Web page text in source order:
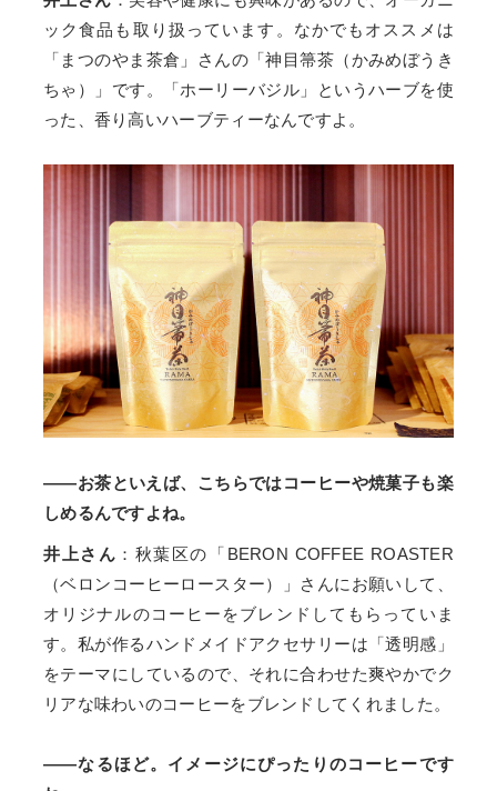
ック食品も取り扱っています。なかでもオススメは
「まつのやま茶倉」さんの「神目箒茶（かみめぼうき
ちゃ）」です。「ホーリーバジル」というハーブを使
った、香り高いハーブティーなんですよ。
——お茶といえば、こちらではコーヒーや焼菓子も楽
しめるんですよね。
井上さん ：秋葉区の「BERON COFFEE ROASTER
（ベロンコーヒーロースター）」さんにお願いして、
オリジナルのコーヒーをブレンドしてもらっていま
す。私が作るハンドメイドアクセサリーは「透明感」
をテーマにしているので、それに合わせた爽やかでク
リアな味わいのコーヒーをブレンドしてくれました。
——なるほど。イメージにぴったりのコーヒーです